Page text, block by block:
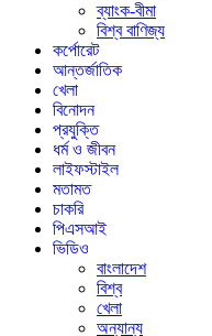
ব্যাংক-বীমা
বিশ্ব বাণিজ্য
কর্পোরেট
আন্তর্জাতিক
খেলা
বিনোদন
প্রযুক্তি
ধর্ম ও জীবন
লাইফস্টাইল
মতামত
চাকরি
পিএসআই
ভিডিও
বাংলাদেশ
বিশ্ব
খেলা
অন্যান্য